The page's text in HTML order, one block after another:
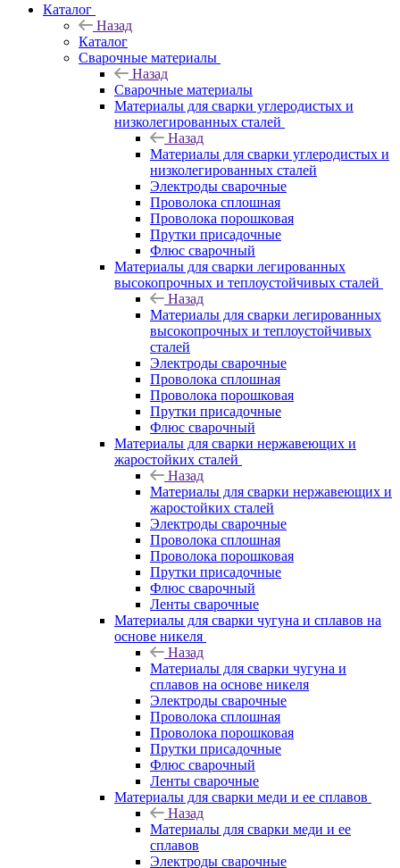
Каталог
Назад
Каталог
Сварочные материалы
Назад
Сварочные материалы
Материалы для сварки углеродистых и
низколегированных сталей
Назад
Материалы для сварки углеродистых и
низколегированных сталей
Электроды сварочные
Проволока сплошная
Проволока порошковая
Прутки присадочные
Флюс сварочный
Материалы для сварки легированных
высокопрочных и теплоустойчивых сталей
Назад
Материалы для сварки легированных
высокопрочных и теплоустойчивых
сталей
Электроды сварочные
Проволока сплошная
Проволока порошковая
Прутки присадочные
Флюс сварочный
Материалы для сварки нержавеющих и
жаростойких сталей
Назад
Материалы для сварки нержавеющих и
жаростойких сталей
Электроды сварочные
Проволока сплошная
Проволока порошковая
Прутки присадочные
Флюс сварочный
Ленты сварочные
Материалы для сварки чугуна и сплавов на
основе никеля
Назад
Материалы для сварки чугуна и
сплавов на основе никеля
Электроды сварочные
Проволока сплошная
Проволока порошковая
Прутки присадочные
Флюс сварочный
Ленты сварочные
Материалы для сварки меди и ее сплавов
Назад
Материалы для сварки меди и ее
сплавов
Электроды сварочные